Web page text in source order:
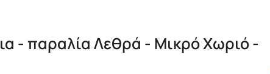
- παραλία Λεθρά - Μικρό Χωριό -